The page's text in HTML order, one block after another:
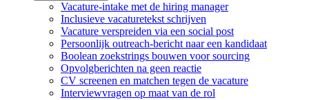
Vacature-intake met de hiring manager
Inclusieve vacaturetekst schrijven
Vacature verspreiden via een social post
Persoonlijk outreach-bericht naar een kandidaat
Boolean zoekstrings bouwen voor sourcing
Opvolgberichten na geen reactie
CV screenen en matchen tegen de vacature
Interviewvragen op maat van de rol